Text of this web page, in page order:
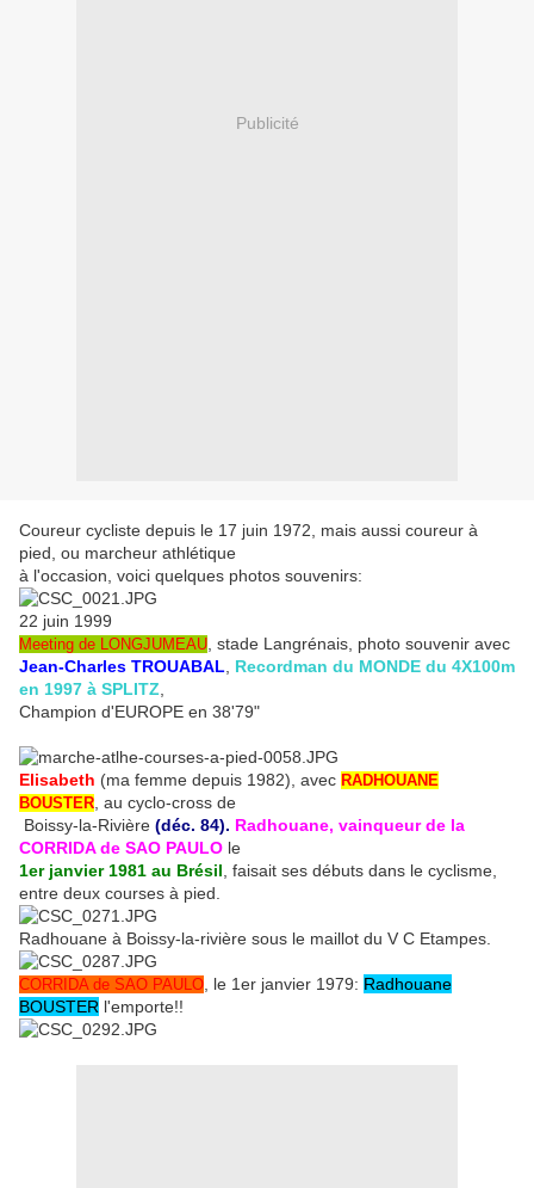
Publicité
Coureur cycliste depuis le 17 juin 1972, mais aussi coureur à
pied, ou marcheur athlétique
à l'occasion, voici quelques photos souvenirs:
22 juin 1999
Meeting de LONGJUMEAU , stade Langrénais, photo souvenir avec
Jean-Charles TROUABAL
Recordman du MONDE du 4X100m
en 1997 à SPLITZ
Champion d'EUROPE en 38'79"
Elisabeth (ma femme depuis 1982), avec RADHOUANE
BOUSTER , au cyclo-cross de
Boissy-la-Rivière (déc. 84). Radhouane, vainqueur de la
CORRIDA de SAO PAULO le
1er janvier 1981 au Brésil , faisait ses débuts dans le cyclisme,
entre deux courses à pied.
Radhouane à Boissy-la-rivière sous le maillot du V C Etampes.
CORRIDA de SAO PAULO , le 1er janvier 1979: Radhouane
BOUSTER l'emporte!!